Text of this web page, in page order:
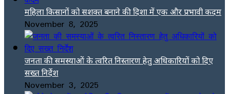
महिला किसानों को सशक्त बनाने की दिशा में एक और प्रभावी कदम
November 8, 2025
जनता की समस्याओं के त्वरित निस्तारण हेतु अधिकारियों को दिए
सख्त निर्देश
November 3, 2025